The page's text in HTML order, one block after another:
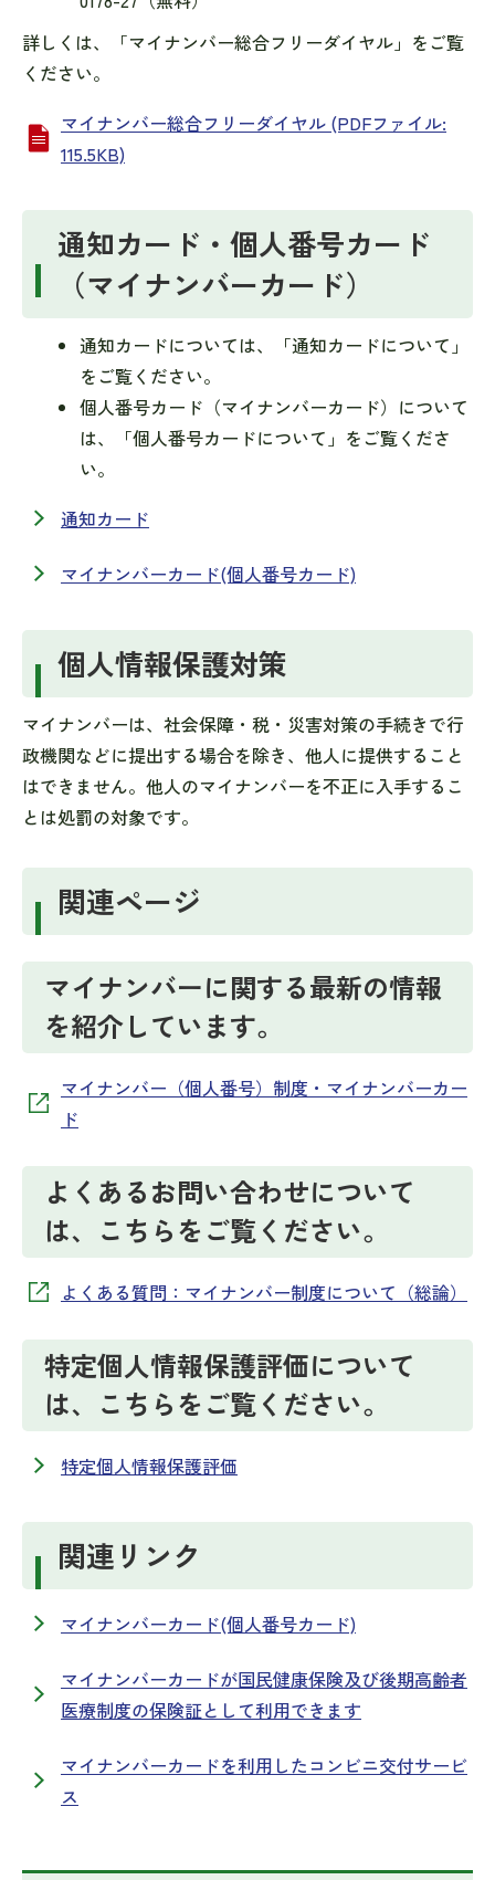
詳しくは、「マイナンバー総合フリーダイヤル」をご覧
ください。
マイナンバー総合フリーダイヤル (PDFファイル:
115.5KB)
通知カード・個人番号カード
（マイナンバーカード）
通知カードについては、「通知カードについて」
をご覧ください。
個人番号カード（マイナンバーカード）について
は、「個人番号カードについて」をご覧くださ
い。
通知カード
マイナンバーカード(個人番号カード)
個人情報保護対策
マイナンバーは、社会保障・税・災害対策の手続きで行
政機関などに提出する場合を除き、他人に提供すること
はできません。他人のマイナンバーを不正に入手するこ
とは処罰の対象です。
関連ページ
マイナンバーに関する最新の情報
を紹介しています。
マイナンバー（個人番号）制度・マイナンバーカー
ド
よくあるお問い合わせについて
は、こちらをご覧ください。
よくある質問：マイナンバー制度について（総論）
特定個人情報保護評価について
は、こちらをご覧ください。
特定個人情報保護評価
関連リンク
マイナンバーカード(個人番号カード)
マイナンバーカードが国民健康保険及び後期高齢者
医療制度の保険証として利用できます
マイナンバーカードを利用したコンビニ交付サービ
ス